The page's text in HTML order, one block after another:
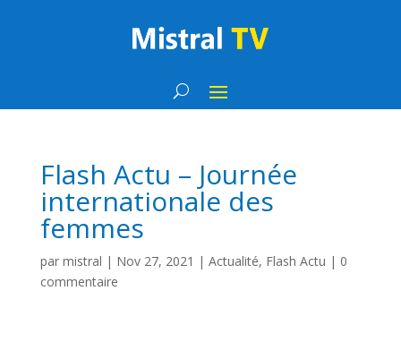
Flash Actu – Journée
internationale des
femmes
par mistral | Nov 27, 2021 | Actualité, Flash Actu | 0
commentaire